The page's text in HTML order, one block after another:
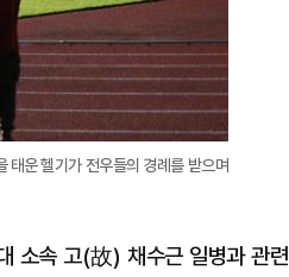
운 헬기가 전우들의 경례를 받으며
소속 고(故) 채수근 일병과 관련